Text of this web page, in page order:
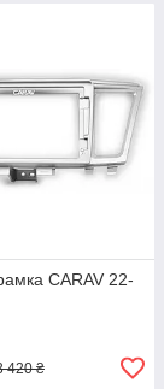
CARAV 22-
420 ₴